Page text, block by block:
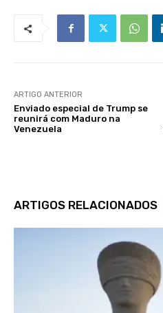
ARTIGO ANTERIOR
Enviado especial de Trump se
reunirá com Maduro na
Venezuela
ARTIGOS RELACIONADOS